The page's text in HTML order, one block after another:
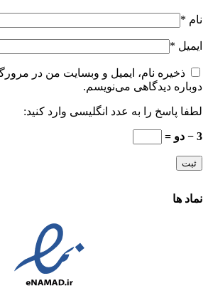
نام *
ایمیل *
ذخیره نام، ایمیل و وبسایت من در
دوباره دیدگاهی می‌نویسم.
لطفا پاسخ را به عدد انگلیسی وارد کنید:
3 − دو =
نماد ها